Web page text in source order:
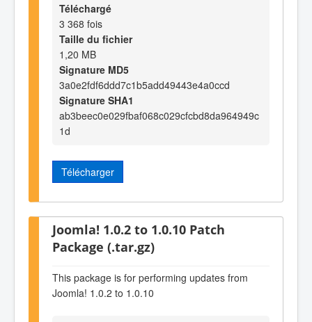
Téléchargé
3 368 fois
Taille du fichier
1,20 MB
Signature MD5
3a0e2fdf6ddd7c1b5add49443e4a0ccd
Signature SHA1
ab3beec0e029fbaf068c029cfcbd8da964949c
1d
Télécharger
Joomla! 1.0.2 to 1.0.10 Patch
Package (.tar.gz)
This package is for performing updates from
Joomla! 1.0.2 to 1.0.10